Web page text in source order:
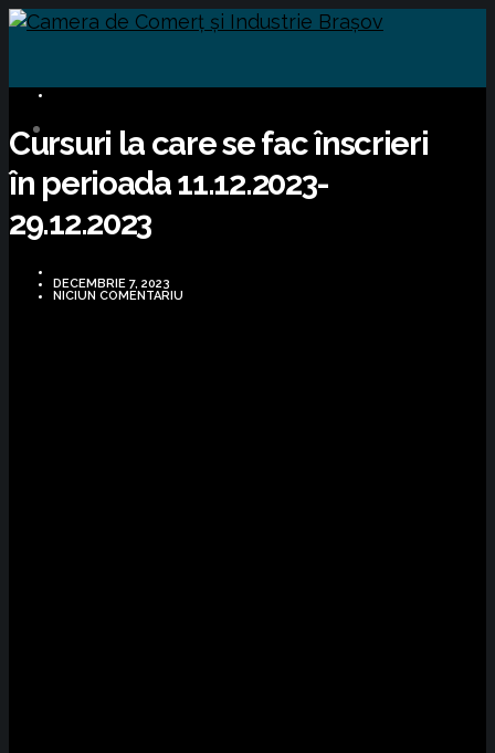
Cursuri la care se fac înscrieri
în perioada 11.12.2023-
29.12.2023
DECEMBRIE 7, 2023
NICIUN COMENTARIU